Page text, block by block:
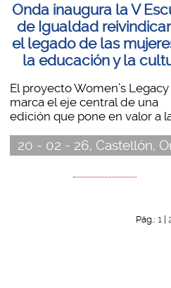
Onda inaugura la V
de Igualdad
el legado de las
la educación y la
El proyecto Women’s Legacy
marca el eje central de una
edición que pone en valor a
20 - 02 - 26, Castellón,
Pág.:1 |